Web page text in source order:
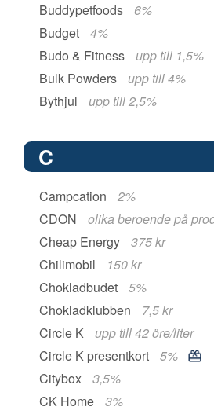
Buddypetfoods
6%
Budget
4%
Budo & Fitness
upp till 1,5%
Bulk Powders
upp till 4%
Bythjul
upp till 2,5%
C
Campcation
2%
CDON
olika beroende på
Cheap Energy
375 kr
Chilimobil
150 kr
Chokladbudet
5%
Chokladklubben
7,5 kr
Circle K
upp till 42 öre/liter
Circle K presentkort
5%
Citybox
3,5%
CK Home
3%